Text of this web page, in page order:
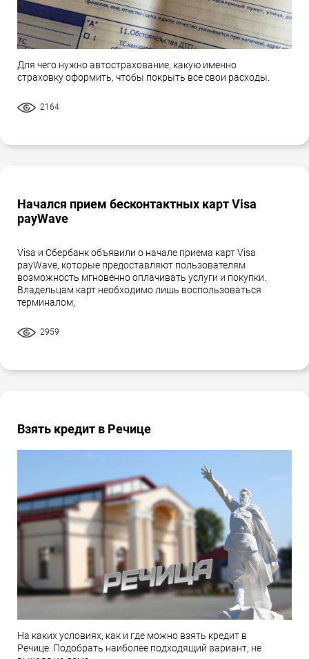
Для чего нужно автострахование, какую именно
страховку оформить, чтобы покрыть все свои расходы.
2164
Начался прием бесконтактных карт Visa
payWave
Visa и Сбербанк объявили о начале приема карт Visa
payWave, которые предоставляют пользователям
возможность мгновенно оплачивать услуги и покупки.
Владельцам карт необходимо лишь воспользоваться
терминалом,
2959
Взять кредит в Речице
На каких условиях, как и где можно взять кредит в
Речице. Подобрать наиболее подходящий вариант, не